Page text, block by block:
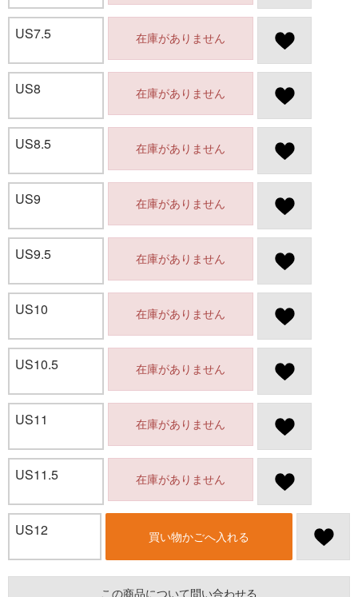
US7.5 在庫がありません
US8 在庫がありません
US8.5 在庫がありません
US9 在庫がありません
US9.5 在庫がありません
US10 在庫がありません
US10.5 在庫がありません
US11 在庫がありません
US11.5 在庫がありません
US12 買い物かごへ入れる
この商品について問い合わせる